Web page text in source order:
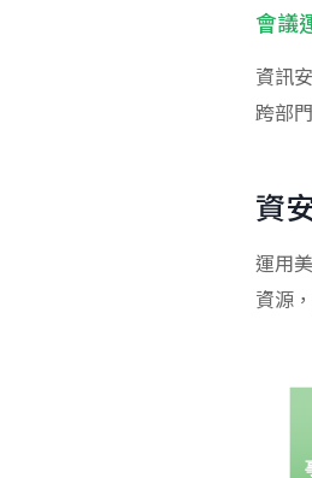
會議
資訊
跨部
資
運用
資源